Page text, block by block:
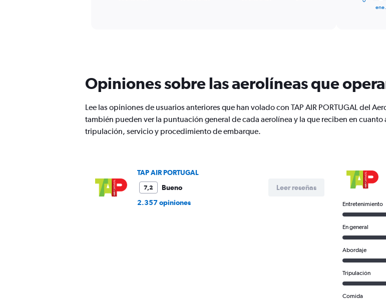
has
1
axis
displaying
values.
chart
has
Y
axis
450.
ene.
Opiniones sobre las aerolíneas que
Lee las opiniones de usuarios anteriores que han volado con TAP AIR PORTUGAL del
también pueden ver la puntuación general de cada aerolínea y la que reciben en
tripulación, servicio y procedimiento de embarque.
TAP AIR PORTUGAL
7,2
Bueno
2.357 opiniones
Leer reseñas
Entretenimiento
En general
Abordaje
Tripulación
Comida